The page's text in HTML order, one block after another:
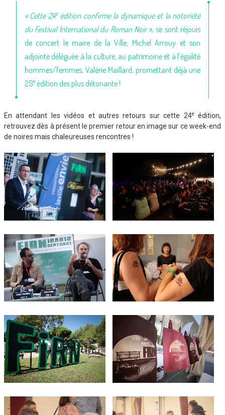
« Cette 24eédition confirme la dynamique et la notoriété
du Festival International du Roman Noir», se sont réjouis
de concert le maire de la Ville, Michel Arrouy et son
adjointe déléguée à la culture, au patrimoine et à l’égalité
hommes/femmes, Valérie Maillard, promettant déjà une
25e édition des plus détonante !
En attendant les vidéos et autres retours sur cette 24eédition,
retrouvez dès à présent le premier retour en image sur ce week-end
de noires mais chaleureuses rencontres !